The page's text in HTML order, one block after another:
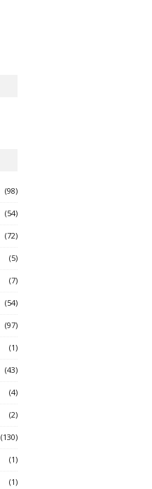
(98)
(54)
(72)
(5)
(7)
(54)
(97)
(1)
(43)
(4)
(2)
(130)
(1)
(1)